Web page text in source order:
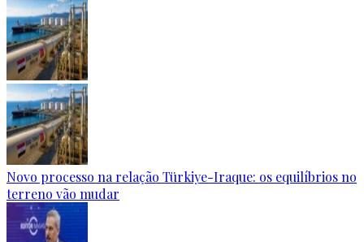
Novo processo na relação Türkiye-Iraque: os equilíbrios no
terreno vão mudar